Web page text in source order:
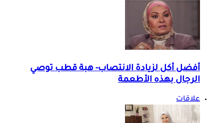
أفضل أكل لزيادة الانتصاب- هبة قطب توصي
الرجال بهذه الأطعمة
علاقات